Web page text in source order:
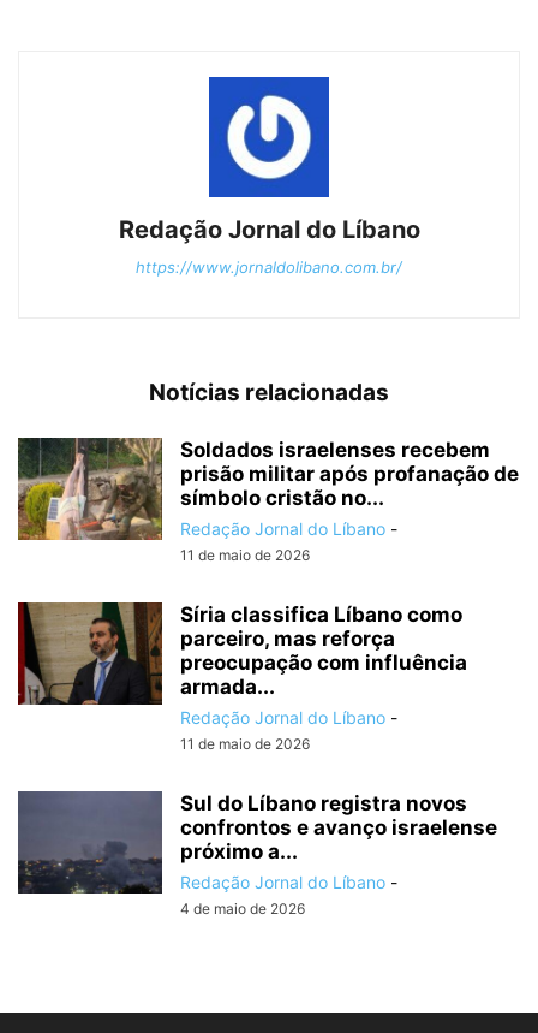
Redação Jornal do Líbano
https://www.jornaldolibano.com.br/
Notícias relacionadas
Soldados israelenses recebem
prisão militar após profanação de
símbolo cristão no...
Redação Jornal do Líbano -
11 de maio de 2026
Síria classifica Líbano como
parceiro, mas reforça
preocupação com influência
armada...
Redação Jornal do Líbano -
11 de maio de 2026
Sul do Líbano registra novos
confrontos e avanço israelense
próximo a...
Redação Jornal do Líbano -
4 de maio de 2026